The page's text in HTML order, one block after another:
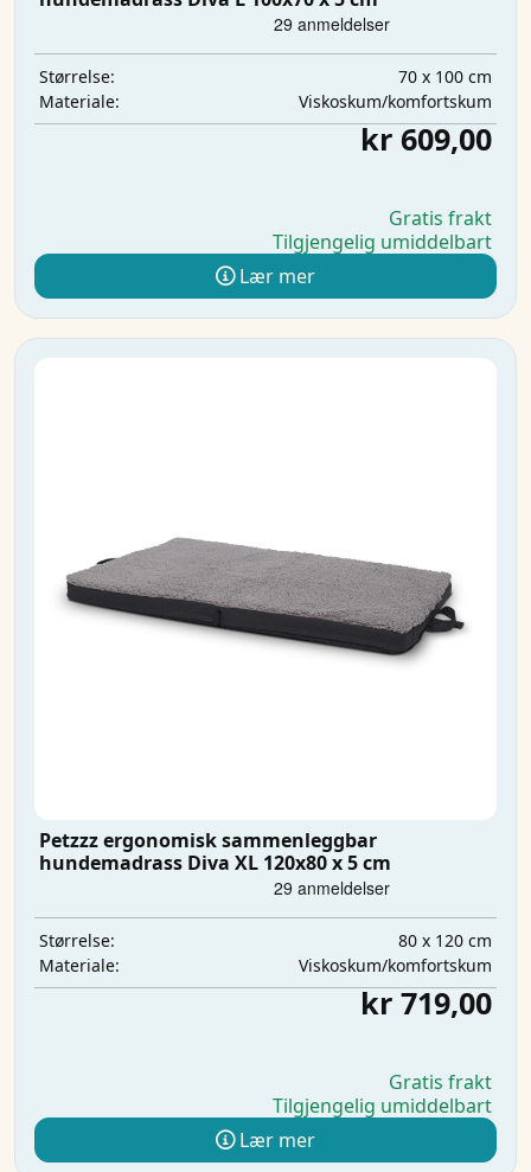
Størrelse:
70 x 100 cm
Materiale:
Viskoskum/komfortskum
kr 609,00
Gratis frakt
Tilgjengelig umiddelbart
Lær mer
Petzzz ergonomisk sammenleggbar
hundemadrass Diva XL 120x80 x 5 cm
Størrelse:
80 x 120 cm
Materiale:
Viskoskum/komfortskum
kr 719,00
Gratis frakt
Tilgjengelig umiddelbart
Lær mer